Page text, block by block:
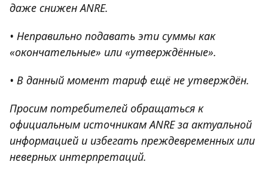
даже снижен ANRE.
• Неправильно подавать эти суммы как
«окончательные» или «утверждённые».
• В данный момент тариф ещё не утверждён.
Просим потребителей обращаться к
официальным источникам ANRE за актуальной
информацией и избегать преждевременных или
неверных интерпретаций.